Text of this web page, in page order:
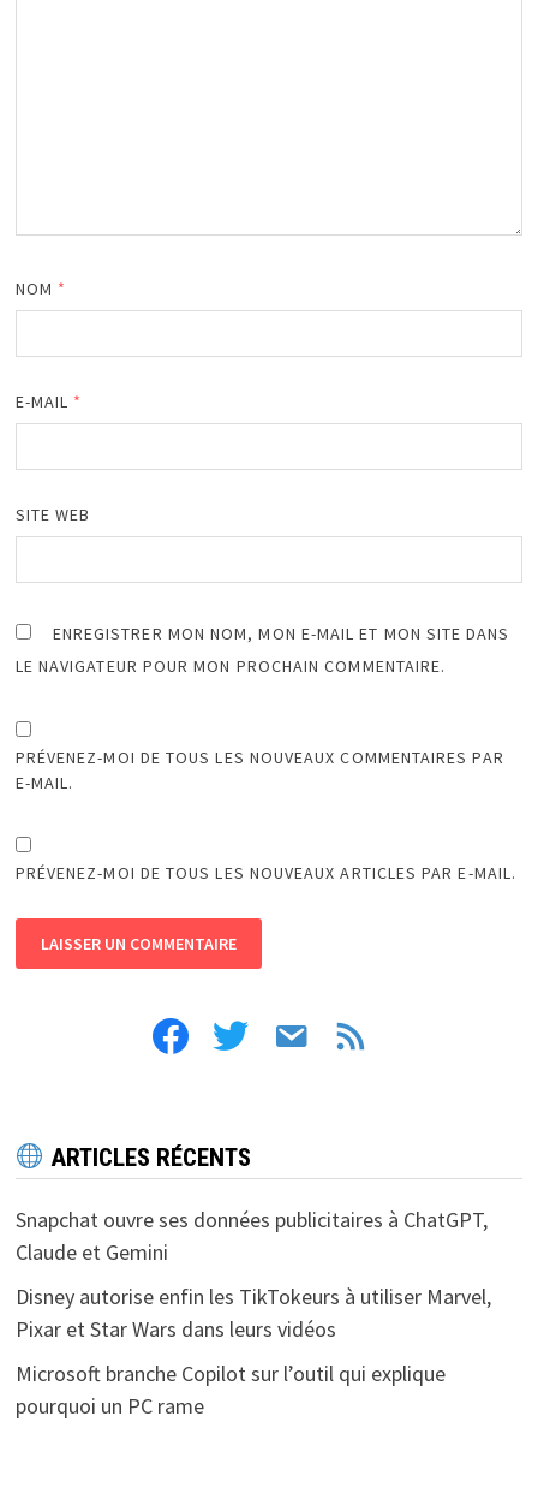
NOM *
E-MAIL *
SITE WEB
ENREGISTRER MON NOM, MON E-MAIL ET MON SITE DANS
LE NAVIGATEUR POUR MON PROCHAIN COMMENTAIRE.
PRÉVENEZ-MOI DE TOUS LES NOUVEAUX COMMENTAIRES PAR
E-MAIL.
PRÉVENEZ-MOI DE TOUS LES NOUVEAUX ARTICLES PAR E-MAIL.
facebooktwitter email feed
ARTICLES RÉCENTS
Snapchat ouvre ses données publicitaires à ChatGPT,
Claude et Gemini
Disney autorise enfin les TikTokeurs à utiliser Marvel,
Pixar et Star Wars dans leurs vidéos
Microsoft branche Copilot sur l’outil qui explique
pourquoi un PC rame